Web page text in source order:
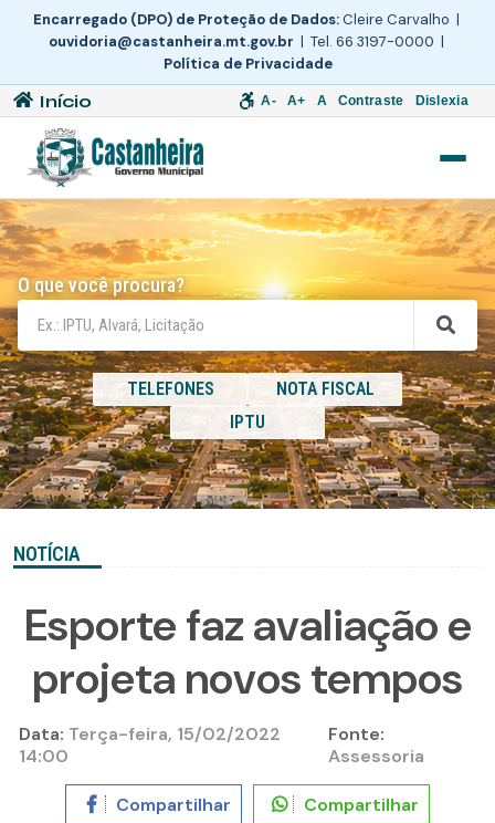
Encarregado (DPO) de Proteção de Dados:Cleire Carvalho |
ouvidoria@castanheira.mt.gov.br | Tel. 66 3197-0000 |
Política de Privacidade
Início A- A+ A Contraste Dislexia
O que você procura?
TELEFONES
NOTA FISCAL
IPTU
NOTÍCIA
Esporte faz avaliação e
projeta novos tempos
Data: Terça-feira, 15/02/2022
14:00
Fonte:
Assessoria
Compartilhar Compartilhar